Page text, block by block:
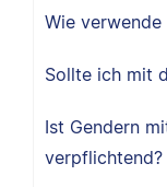
Wie
Sollte ich mit
Ist Gendern
verpflichtend?